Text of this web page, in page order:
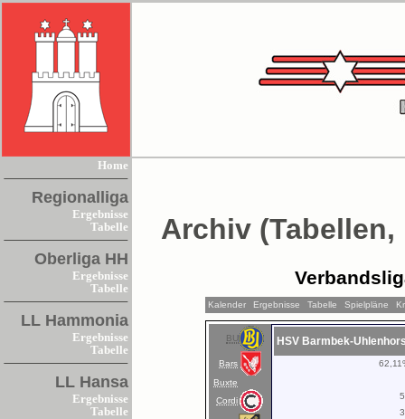
Home
Regionalliga
Ergebnisse
Tabelle
Oberliga HH
Ergebnisse
Tabelle
LL Hammonia
Ergebnisse
Tabelle
LL Hansa
Ergebnisse
Tabelle
Archiv
Kalender Ergebnisse Tabelle Spielpläne
BU
Bars
Buxte
Cordi
HSV Barmbek-